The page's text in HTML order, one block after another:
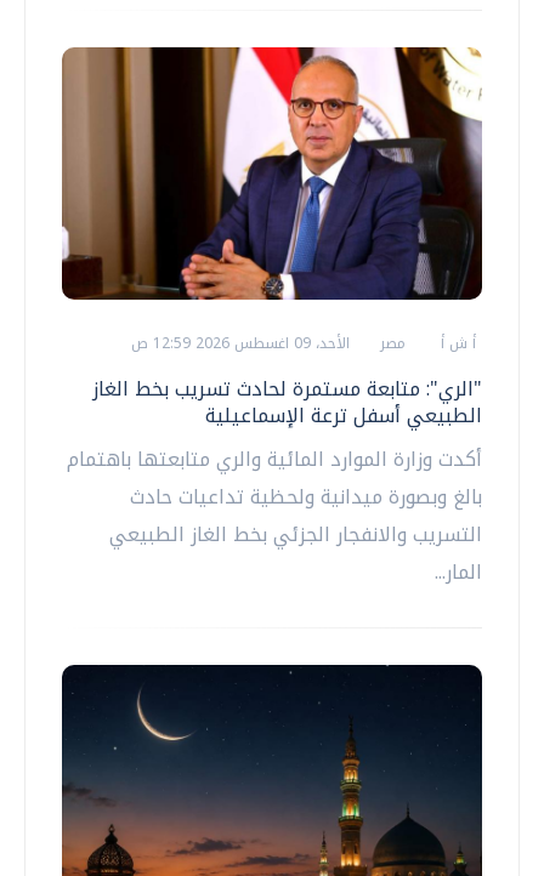
أ ش أ مصر الأحد، 09 اغسطس 2026 12:59 ص
"الري": متابعة مستمرة لحادث تسريب بخط الغاز
الطبيعي أسفل ترعة الإسماعيلية
أكدت وزارة الموارد المائية والري متابعتها باهتمام
بالغ وبصورة ميدانية ولحظية تداعيات حادث
التسريب والانفجار الجزئي بخط الغاز الطبيعي
المار...